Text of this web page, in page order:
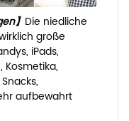
】 Die niedliche
große
iPads,
Kosmetika,
aufbewahrt